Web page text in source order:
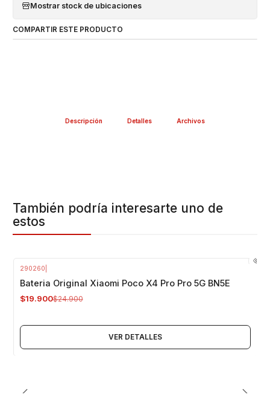
Mostrar stock de ubicaciones
COMPARTIR ESTE PRODUCTO
Descripción Detalles Archivos
También podría interesarte uno de
estos
290260
Bateria Original Xiaomi Poco X4 Pro Pro 5G BN5E
$19.900$24.900
VER DETALLES